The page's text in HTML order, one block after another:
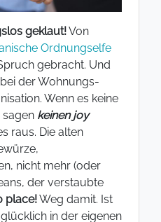
geklaut!Von
Ordnungselfe
gebracht. Und
der Wohnungs-
Wenn es keine
sagen keinen joy
raus. Die alten
nicht mehr (oder
der verstaubte
place!Weg damit. Ist
in der eigenen